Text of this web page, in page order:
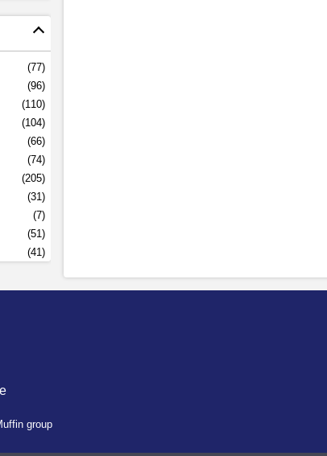
(77)
(96)
(110)
(104)
(66)
(74)
(205)
(31)
(7)
(51)
(41)
group